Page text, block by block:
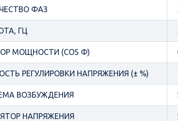
ФАЗ
ГЦ
МОЩНОСТИ (COS Φ)
РЕГУЛИРОВКИ НАПРЯЖЕНИЯ (± %)
ВОЗБУЖДЕНИЯ
НАПРЯЖЕНИЯ